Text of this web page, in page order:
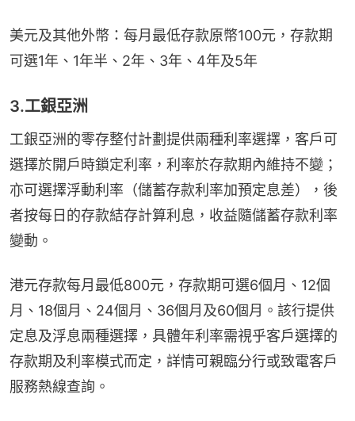
美元及其他外幣：每月最低存款原幣100元，存款期
可選1年、1年半、2年、3年、4年及5年
3.工銀亞洲
工銀亞洲的零存整付計劃提供兩種利率選擇，客戶可
選擇於開戶時鎖定利率，利率於存款期內維持不變；
亦可選擇浮動利率（儲蓄存款利率加預定息差），後
者按每日的存款結存計算利息，收益隨儲蓄存款利率
變動。
港元存款每月最低800元，存款期可選6個月、12個
月、18個月、24個月、36個月及60個月。該行提供
定息及浮息兩種選擇，具體年利率需視乎客戶選擇的
存款期及利率模式而定，詳情可親臨分行或致電客戶
服務熱線查詢。